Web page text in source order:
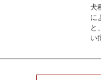
犬
に
と
い